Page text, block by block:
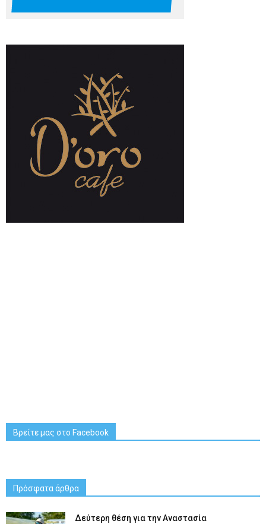
Βρείτε μας στο Facebook
Πρόσφατα άρθρα
Δεύτερη θέση για την Αναστασία